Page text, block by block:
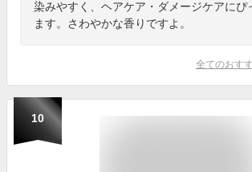
染みやすく、ヘアケア・ダメージケアにぴ
ます。さわやかな香りですよ。
全てのおす
10